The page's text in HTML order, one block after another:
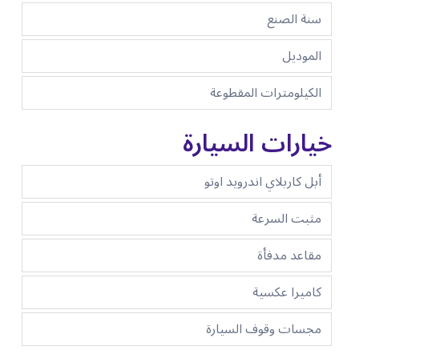
سنة الصنع
الموديل
الكيلومترات المقطوعة
خيارات السيارة
أبل كاربلاي اندرويد اوتو
مثبت السرعة
مقاعد مدفأة
كاميرا عكسية
مجسات وقوف السيارة